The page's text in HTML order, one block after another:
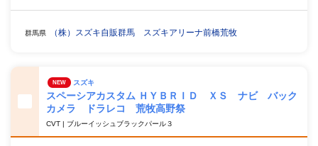
群馬県 （株）スズキ自販群馬 スズキアリーナ前橋荒牧
NEW スズキ
スペーシアカスタム ＨＹＢＲＩＤ ＸＳ ナビ バック
カメラ ドラレコ 荒牧高野祭
CVT | ブルーイッシュブラックパール３